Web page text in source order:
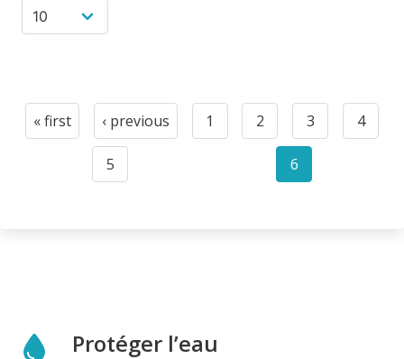
Pagination
First
« first
Previous
‹ previous
Page
1
Page
2
Page
3
Page
4
Page
5
Current
6
Protéger l’eau